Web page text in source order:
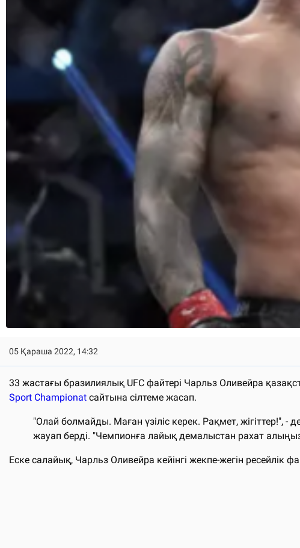
05 Қараша 2022, 14:32
33 жастағы бразилиялық UFC файтері Чарльз Оливейра
Sport Championat сайтына сілтеме жасап.
"Олай болмайды. Маған үзіліс керек. Рақмет, жігіттер!",
жауап берді. "Чемпионға лайық демалыстан рахат
Еске салайық, Чарльз Оливейра кейінгі жекпе-жегін